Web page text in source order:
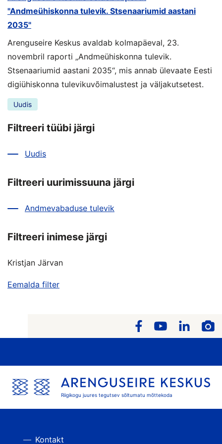
"Andmeühiskonna tulevik. Stsenaariumid aastani
2035"
Arenguseire Keskus avaldab kolmapäeval, 23.
novembril raporti „Andmeühiskonna tulevik.
Stsenaariumid aastani 2035“, mis annab ülevaate Eesti
digiühiskonna tulevikuvõimalustest ja väljakutsetest.
Uudis
Filtreeri tüübi järgi
Uudis
Filtreeri uurimissuuna järgi
Andmevabaduse tulevik
Filtreeri inimese järgi
Kristjan Järvan
Eemalda filter
Riigikogu juures tegutsev sõltumatu mõttekoda
Kontakt